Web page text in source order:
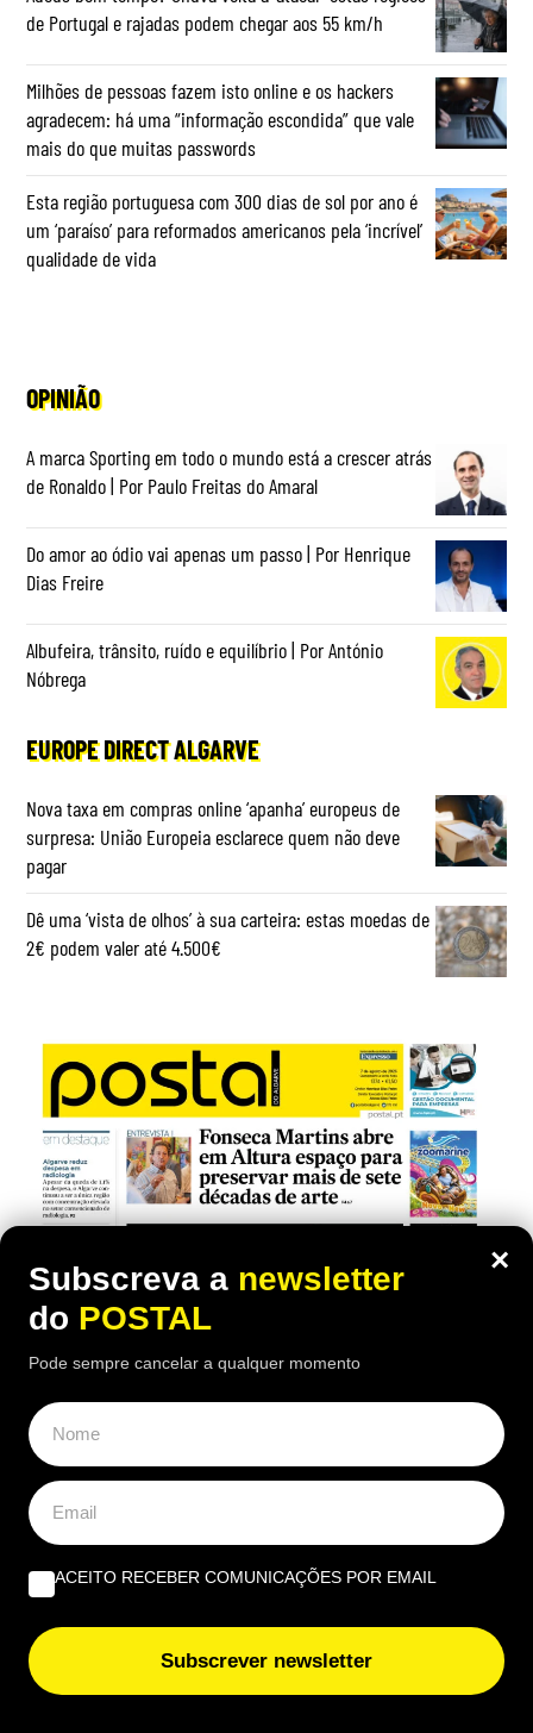
de Portugal e rajadas podem chegar aos 55 km/h
Milhões de pessoas fazem isto online e os hackers
agradecem: há uma “informação escondida” que vale
mais do que muitas passwords
Esta região portuguesa com 300 dias de sol por ano é
um ‘paraíso’ para reformados americanos pela ‘incrível’
qualidade de vida
OPINIÃO
A marca Sporting em todo o mundo está a crescer atrás
de Ronaldo | Por Paulo Freitas do Amaral
Do amor ao ódio vai apenas um passo | Por Henrique
Dias Freire
Albufeira, trânsito, ruído e equilíbrio | Por António
Nóbrega
EUROPE DIRECT ALGARVE
Nova taxa em compras online ‘apanha’ europeus de
surpresa: União Europeia esclarece quem não deve
pagar
Dê uma ‘vista de olhos’ à sua carteira: estas moedas de
2€ podem valer até 4.500€
Há um novo Postal nas bancas com o Expresso
×
Subscreva a newsletter
do POSTAL
Pode sempre cancelar a qualquer momento
ACEITO RECEBER COMUNICAÇÕES POR EMAIL
Subscrever newsletter